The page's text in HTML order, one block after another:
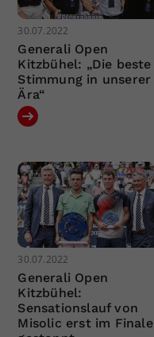
30.07.2022
Generali Open
Kitzbühel: „Die beste
Stimmung in unserer
Ära“
30.07.2022
Generali Open
Kitzbühel:
Sensationslauf von
Misolic erst im Finale